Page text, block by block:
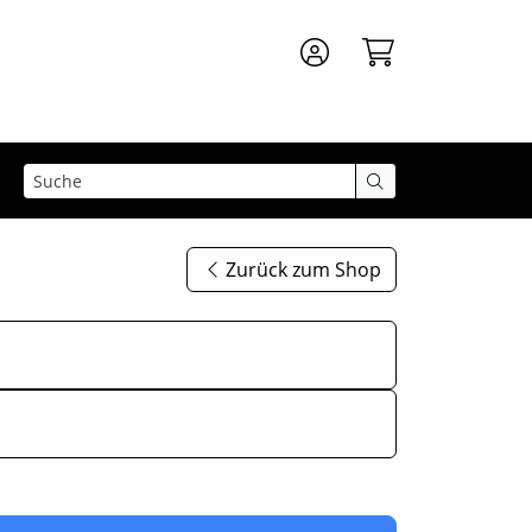
Zurück zum Shop